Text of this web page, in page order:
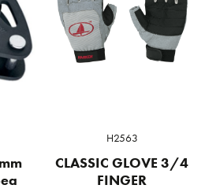
H2563
CLASSIC GLOVE 3/4
FINGER